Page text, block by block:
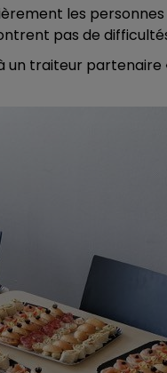
les
pas de
traiteur partenaire